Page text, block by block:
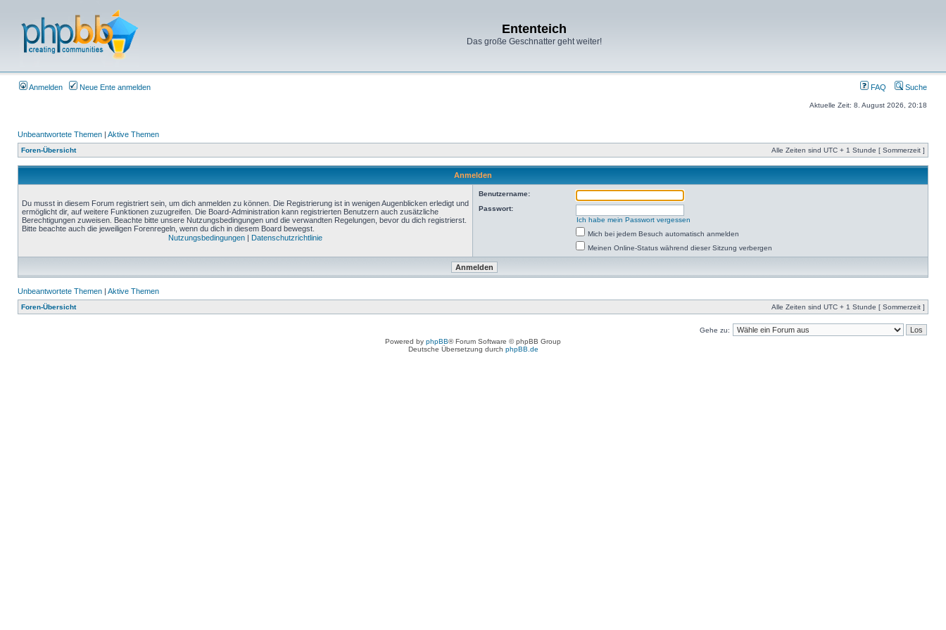
Ententeich
Das große Geschnatter geht weiter!
Anmelden Neue Ente anmelden FAQ Suche
Aktuelle Zeit: 8. August 2026, 20:18
Unbeantwortete Themen | Aktive Themen
Foren-Übersicht Alle Zeiten sind UTC + 1 Stunde [ Sommerzeit ]
Anmelden
Du musst in diesem Forum registriert sein, um dich anmelden zu können. Die Registrierung ist in wenigen Augenblicken erledigt und
ermöglicht dir, auf weitere Funktionen zuzugreifen. Die Board-Administration kann registrierten Benutzern auch zusätzliche
Berechtigungen zuweisen. Beachte bitte unsere Nutzungsbedingungen und die verwandten Regelungen, bevor du dich registrierst.
Bitte beachte auch die jeweiligen Forenregeln, wenn du dich in diesem Board bewegst.
Nutzungsbedingungen | Datenschutzrichtlinie
Benutzername:
Passwort:
Ich habe mein Passwort vergessen
Mich bei jedem Besuch automatisch anmelden
Meinen Online-Status während dieser Sitzung verbergen
Unbeantwortete Themen | Aktive Themen
Foren-Übersicht Alle Zeiten sind UTC + 1 Stunde [ Sommerzeit ]
Gehe zu:
Powered by phpBB® Forum Software © phpBB Group
Deutsche Übersetzung durch phpBB.de